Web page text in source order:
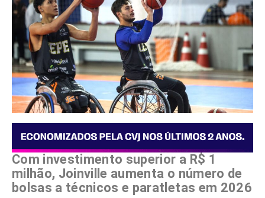
Com investimento superior a R$ 1
milhão, Joinville aumenta o número de
bolsas a técnicos e paratletas em 2026